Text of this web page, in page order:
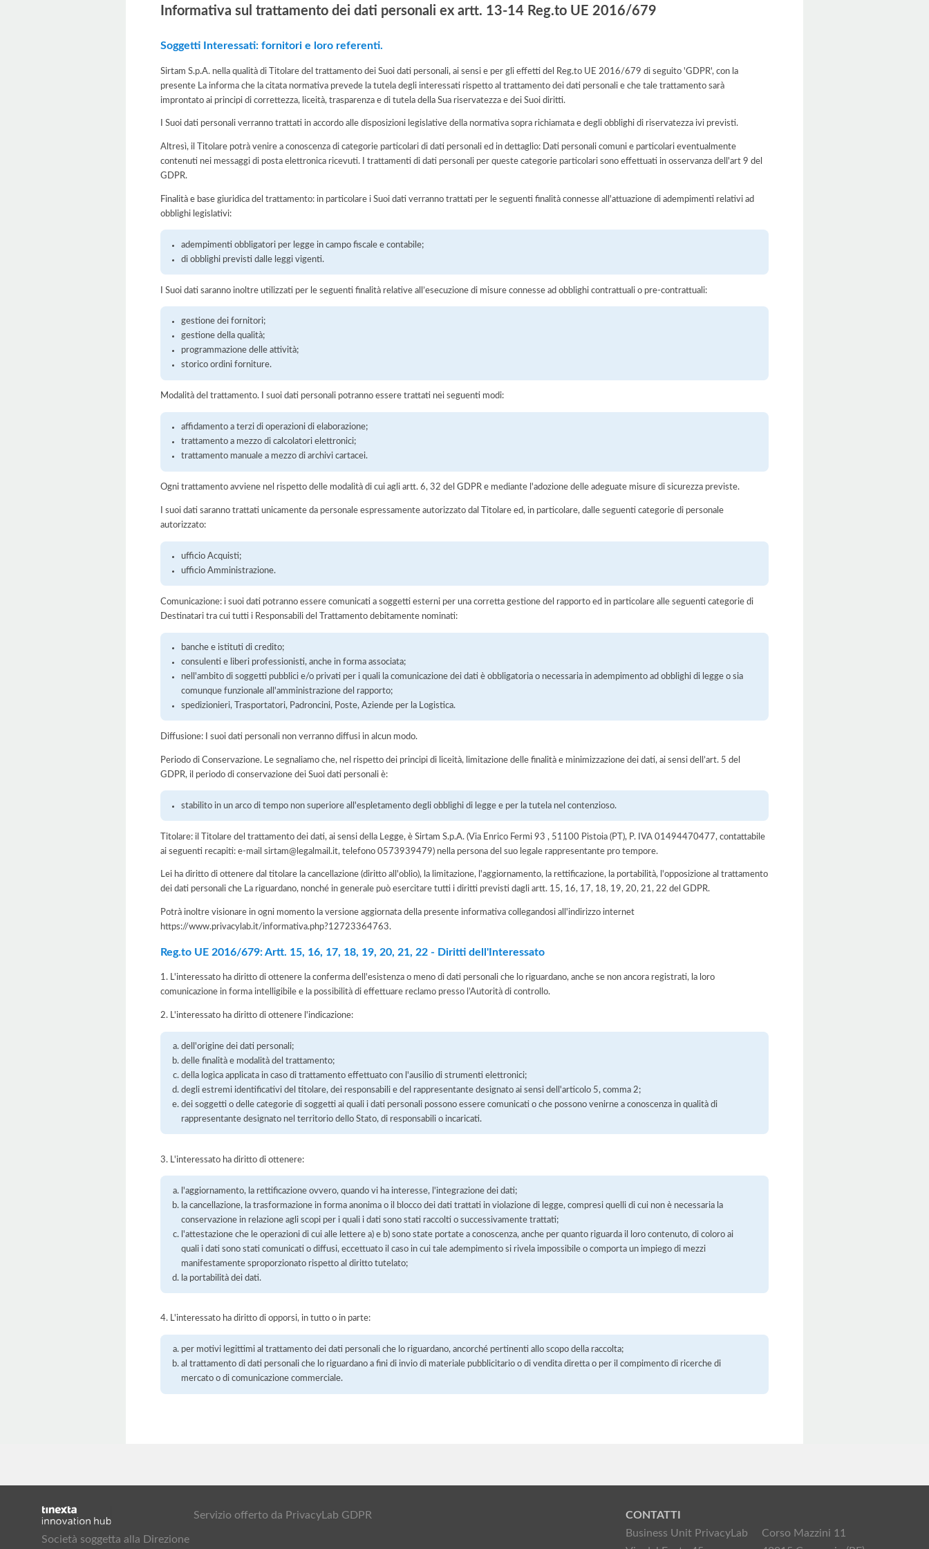
Informativa sul trattamento dei dati personali ex artt. 13-14 Reg.to UE 2016/679
Soggetti Interessati: fornitori e loro referenti.
Sirtam S.p.A. nella qualità di Titolare del trattamento dei Suoi dati personali, ai sensi e per gli effetti del Reg.to UE 2016/679 di seguito 'GDPR', con la
presente La informa che la citata normativa prevede la tutela degli interessati rispetto al trattamento dei dati personali e che tale trattamento sarà
improntato ai principi di correttezza, liceità, trasparenza e di tutela della Sua riservatezza e dei Suoi diritti.
I Suoi dati personali verranno trattati in accordo alle disposizioni legislative della normativa sopra richiamata e degli obblighi di riservatezza ivi previsti.
Altresì, il Titolare potrà venire a conoscenza di categorie particolari di dati personali ed in dettaglio: Dati personali comuni e particolari eventualmente
contenuti nei messaggi di posta elettronica ricevuti. I trattamenti di dati personali per queste categorie particolari sono effettuati in osservanza dell'art 9 del
GDPR.
Finalità e base giuridica del trattamento: in particolare i Suoi dati verranno trattati per le seguenti finalità connesse all'attuazione di adempimenti relativi ad
obblighi legislativi:
adempimenti obbligatori per legge in campo fiscale e contabile;
di obblighi previsti dalle leggi vigenti.
I Suoi dati saranno inoltre utilizzati per le seguenti finalità relative all’esecuzione di misure connesse ad obblighi contrattuali o pre-contrattuali:
gestione dei fornitori;
gestione della qualità;
programmazione delle attività;
storico ordini forniture.
Modalità del trattamento. I suoi dati personali potranno essere trattati nei seguenti modi:
affidamento a terzi di operazioni di elaborazione;
trattamento a mezzo di calcolatori elettronici;
trattamento manuale a mezzo di archivi cartacei.
Ogni trattamento avviene nel rispetto delle modalità di cui agli artt. 6, 32 del GDPR e mediante l'adozione delle adeguate misure di sicurezza previste.
I suoi dati saranno trattati unicamente da personale espressamente autorizzato dal Titolare ed, in particolare, dalle seguenti categorie di personale
autorizzato:
ufficio Acquisti;
ufficio Amministrazione.
Comunicazione: i suoi dati potranno essere comunicati a soggetti esterni per una corretta gestione del rapporto ed in particolare alle seguenti categorie di
Destinatari tra cui tutti i Responsabili del Trattamento debitamente nominati:
banche e istituti di credito;
consulenti e liberi professionisti, anche in forma associata;
nell'ambito di soggetti pubblici e/o privati per i quali la comunicazione dei dati è obbligatoria o necessaria in adempimento ad obblighi di legge o sia
comunque funzionale all'amministrazione del rapporto;
spedizionieri, Trasportatori, Padroncini, Poste, Aziende per la Logistica.
Diffusione: I suoi dati personali non verranno diffusi in alcun modo.
Periodo di Conservazione. Le segnaliamo che, nel rispetto dei principi di liceità, limitazione delle finalità e minimizzazione dei dati, ai sensi dell’art. 5 del
GDPR, il periodo di conservazione dei Suoi dati personali è:
stabilito in un arco di tempo non superiore all'espletamento degli obblighi di legge e per la tutela nel contenzioso.
Titolare: il Titolare del trattamento dei dati, ai sensi della Legge, è Sirtam S.p.A. (Via Enrico Fermi 93 , 51100 Pistoia (PT), P. IVA 01494470477, contattabile
ai seguenti recapiti: e-mail sirtam@legalmail.it, telefono 0573939479) nella persona del suo legale rappresentante pro tempore.
Lei ha diritto di ottenere dal titolare la cancellazione (diritto all'oblio), la limitazione, l'aggiornamento, la rettificazione, la portabilità, l'opposizione al trattamento
dei dati personali che La riguardano, nonché in generale può esercitare tutti i diritti previsti dagli artt. 15, 16, 17, 18, 19, 20, 21, 22 del GDPR.
Potrà inoltre visionare in ogni momento la versione aggiornata della presente informativa collegandosi all'indirizzo internet
https://www.privacylab.it/informativa.php?12723364763.
Reg.to UE 2016/679: Artt. 15, 16, 17, 18, 19, 20, 21, 22 - Diritti dell'Interessato
1. L'interessato ha diritto di ottenere la conferma dell'esistenza o meno di dati personali che lo riguardano, anche se non ancora registrati, la loro
comunicazione in forma intelligibile e la possibilità di effettuare reclamo presso l’Autorità di controllo.
2. L'interessato ha diritto di ottenere l'indicazione:
dell'origine dei dati personali;
delle finalità e modalità del trattamento;
della logica applicata in caso di trattamento effettuato con l'ausilio di strumenti elettronici;
degli estremi identificativi del titolare, dei responsabili e del rappresentante designato ai sensi dell'articolo 5, comma 2;
dei soggetti o delle categorie di soggetti ai quali i dati personali possono essere comunicati o che possono venirne a conoscenza in qualità di
rappresentante designato nel territorio dello Stato, di responsabili o incaricati.
3. L'interessato ha diritto di ottenere:
l'aggiornamento, la rettificazione ovvero, quando vi ha interesse, l'integrazione dei dati;
la cancellazione, la trasformazione in forma anonima o il blocco dei dati trattati in violazione di legge, compresi quelli di cui non è necessaria la
conservazione in relazione agli scopi per i quali i dati sono stati raccolti o successivamente trattati;
l'attestazione che le operazioni di cui alle lettere a) e b) sono state portate a conoscenza, anche per quanto riguarda il loro contenuto, di coloro ai
quali i dati sono stati comunicati o diffusi, eccettuato il caso in cui tale adempimento si rivela impossibile o comporta un impiego di mezzi
manifestamente sproporzionato rispetto al diritto tutelato;
la portabilità dei dati.
4. L'interessato ha diritto di opporsi, in tutto o in parte:
per motivi legittimi al trattamento dei dati personali che lo riguardano, ancorché pertinenti allo scopo della raccolta;
al trattamento di dati personali che lo riguardano a fini di invio di materiale pubblicitario o di vendita diretta o per il compimento di ricerche di
mercato o di comunicazione commerciale.
Società soggetta alla Direzione
Servizio offerto da PrivacyLab GDPR
CONTATTI
Business Unit PrivacyLab
Corso Mazzini 11